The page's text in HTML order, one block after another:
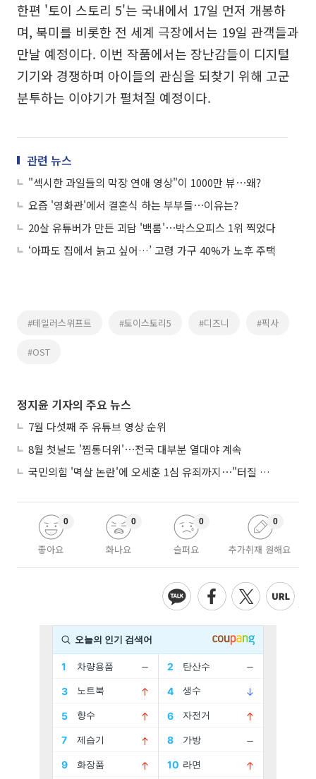
한편 '토이 스토리 5'는 국내에서 17일 먼저 개봉하
며, 북미를 비롯한 전 세계 극장에서는 19일 관객들과
만날 예정이다. 이번 작품에서는 장난감들이 디지털
기기와 경쟁하며 아이들의 관심을 되찾기 위해 고군
분투하는 이야기가 펼쳐질 예정이다.
관련 뉴스
"섹시한 과일들의 막장 연애 영상"이 1000만 뷰⋯왜?
요즘 '영화관'에서 결혼식 하는 부부들⋯이유는?
20살 유튜버가 만든 괴담 '백룸'⋯박스오피스 1위 찍었다
‘아파도 집에서 늙고 싶어…’ 고령 가구 40%가 노후 주택
#테일러스위프트 #토이스토리5 #디즈니 #픽사
#OST
정지윤 기자의 주요 뉴스
7월 다섯째 주 유튜브 영상 순위
8월 첫날도 '찜통더위'⋯전국 대부분 열대야 계속
국민의힘 '멱살 논란'에 오세훈 1심 유죄까지⋯"터질 게 터졌다"
좋아요
0
화나요
0
슬퍼요
0
추가취재 원해요
0